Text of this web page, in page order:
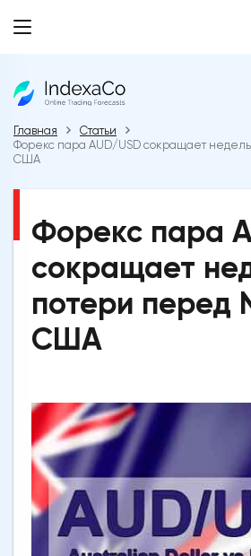
Главная
Статьи
Форекс пара AUD/USD сокращает
США
Форекс пара
сокращает
потери перед
США